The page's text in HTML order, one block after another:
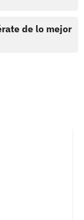
de lo mejor